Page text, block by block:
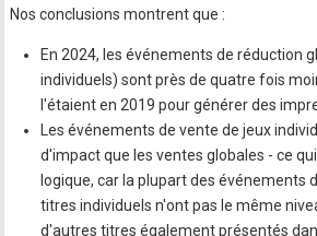
Nos conclusions montrent que :
En 2024, les événements de réduction
individuels) sont près de quatre fois
l'étaient en 2019 pour générer des
Les événements de vente de jeux
d'impact que les ventes globales - ce
logique, car la plupart des événements
titres individuels n'ont pas le même
d'autres titres également présentés